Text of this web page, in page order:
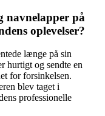
navnelapper på
oplevelser?
længe på sin
hurtigt og sendte en
for forsinkelsen.
blev taget i
professionelle